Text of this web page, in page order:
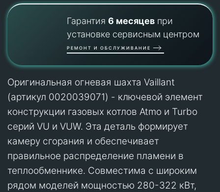
Гарантия 6 месяцевпри
установке сервисным центром
РЕМОНТ И ОБСЛУЖИВАНИЕ
Оригинальная огневая шахта Vaillant
(артикул 0020039071) - ключевой элемент
конструкции газовых котлов Atmo и Turbo
серий VU и VUW. Эта деталь формирует
камеру сгорания и обеспечивает
правильное распределение пламени в
теплообменнике. Совместима с широким
рядом моделей мощностью 280-322 кВт,